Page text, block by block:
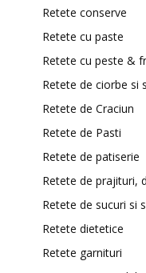
Retete conserve
Retete cu paste
Retete cu peste &
Retete de ciorbe si
Retete de Craciun
Retete de Pasti
Retete de patiserie
Retete de prajituri,
Retete de sucuri si
Retete dietetice
Retete garnituri